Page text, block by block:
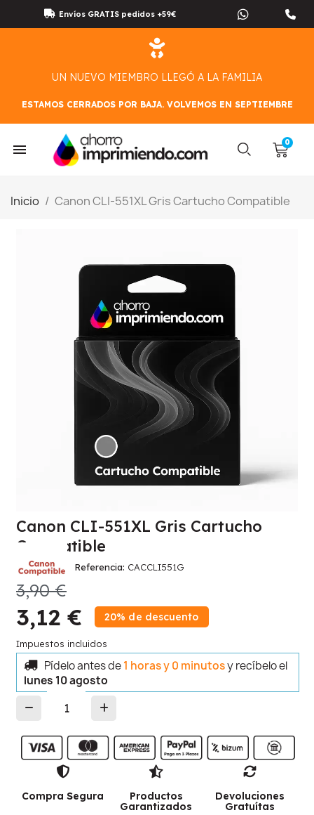
Envíos GRATIS pedidos +59€
UN NUEVO MIEMBRO LLEGÓ A LA FAMILIA
ESTAMOS CERRADOS POR BAJA. VOLVEMOS EN SEPTIEMBRE
Inicio Canon CLI-551XL Gris Cartucho Compatible
Canon CLI-551XL Gris Cartucho
Compatible
Referencia CACCLI551G
3,90 €
3,12 € 20% de descuento
Impuestos incluidos
Pídelo antes de1 horas y 0 minutosy recíbeloel
lunes 10 agosto
Compra Segura
Productos
Garantizados
Devoluciones
Gratuítas